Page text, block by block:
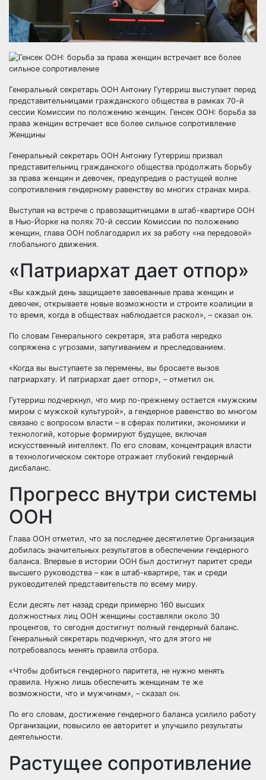
Генеральный секретарь ООН Антониу Гутерриш выступает перед
представительницами гражданского общества в рамках 70-й
сессии Комиссии по положению женщин. Генсек ООН: борьба за
права женщин встречает все более сильное сопротивление
Женщины
Генеральный секретарь ООН Антониу Гутерриш призвал
представительниц гражданского общества продолжать борьбу
за права женщин и девочек, предупредив о растущей волне
сопротивления гендерному равенству во многих странах мира.
Выступая на встрече с правозащитницами в штаб-квартире ООН
в Нью-Йорке на полях 70-й сессии Комиссии по положению
женщин, глава ООН поблагодарил их за работу «на передовой»
глобального движения.
«Патриархат дает отпор»
«Вы каждый день защищаете завоеванные права женщин и
девочек, открываете новые возможности и строите коалиции в
то время, когда в обществах наблюдается раскол», – сказал он.
По словам Генерального секретаря, эта работа нередко
сопряжена с угрозами, запугиванием и преследованием.
«Когда вы выступаете за перемены, вы бросаете вызов
патриархату. И патриархат дает отпор», – отметил он.
Гутерриш подчеркнул, что мир по-прежнему остается «мужским
миром с мужской культурой», а гендерное равенство во многом
связано с вопросом власти – в сферах политики, экономики и
технологий, которые формируют будущее, включая
искусственный интеллект. По его словам, концентрация власти
в технологическом секторе отражает глубокий гендерный
дисбаланс.
Прогресс внутри системы
ООН
Глава ООН отметил, что за последнее десятилетие Организация
добилась значительных результатов в обеспечении гендерного
баланса. Впервые в истории ООН был достигнут паритет среди
высшего руководства – как в штаб-квартире, так и среди
руководителей представительств по всему миру.
Если десять лет назад среди примерно 160 высших
должностных лиц ООН женщины составляли около 30
процентов, то сегодня достигнут полный гендерный баланс.
Генеральный секретарь подчеркнул, что для этого не
потребовалось менять правила отбора.
«Чтобы добиться гендерного паритета, не нужно менять
правила. Нужно лишь обеспечить женщинам те же
возможности, что и мужчинам», – сказал он.
По его словам, достижение гендерного баланса усилило работу
Организации, повысило ее авторитет и улучшило результаты
деятельности.
Растущее сопротивление